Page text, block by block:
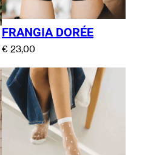
FRANGIA DORÉE
€ 23,00